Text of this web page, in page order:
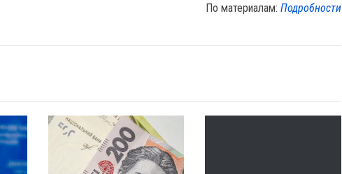
По материалам:Подробности